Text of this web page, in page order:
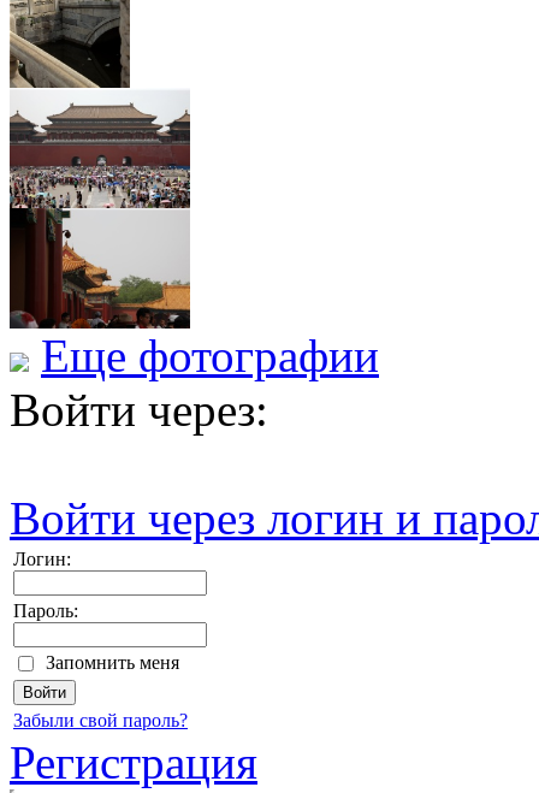
Еще фотографии
Войти через:
Войти через логин и
Логин:
Пароль:
Запомнить меня
Забыли свой пароль?
Регистрация